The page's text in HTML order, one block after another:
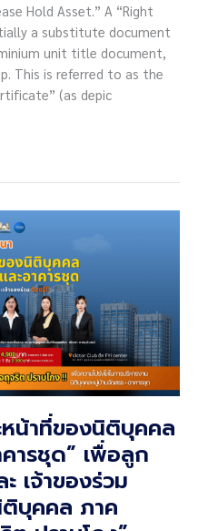
Hold Asset.” A “Right
a substitute document
unit title document,
This is referred to as the
(as depic
น้าที่ของนิติบุคคล
ารชุด” เพื่อลูก
เจ้าของร่วม
ติบุคคล ภาค